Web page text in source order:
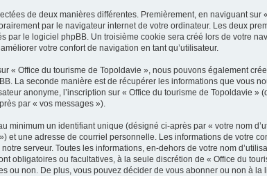
de deux manières différentes. Premièrement, en naviguant
par le navigateur internet de votre ordinateur. Les deux
par le logiciel phpBB. Un troisième cookie sera créé lors de votre
votre confort de navigation en tant qu’utilisateur.
« Office du tourisme de Topoldavie », nous pouvons également
La seconde manière est de récupérer les informations que vous
anonyme, l’inscription sur « Office du tourisme de Topoldavie
par « vos messages »).
minimum un identifiant unique (désigné ci-après par « votre nom
et une adresse de courriel personnelle. Les informations de votre
serveur. Toutes les informations, en-dehors de votre nom
obligatoires ou facultatives, à la seule discrétion de « Office du
ou non. De plus, vous pouvez décider de vous abonner ou non à